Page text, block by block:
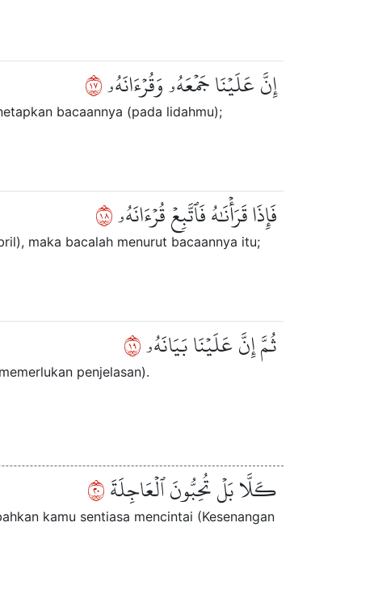
إِنَّ عَلَيۡنَا جَمۡعَهُۥ وَقُرۡءَانَهُۥ٧١
bacaannya (pada lidahmu);
فَإِذَا قَرَأۡنَٰهُ فَٱتَّبِعۡ قُرۡءَانَهُۥ٨١
maka bacalah menurut bacaannya itu;
ثُمَّ إِنَّ عَلَيۡنَا بَيَانَهُۥ٩١
penjelasan).
كـَلَّا بَلۡ تُحِبُّونَ ٱلۡعَاجِلَةَ٠٢
kamu sentiasa mencintai (Kesenangan